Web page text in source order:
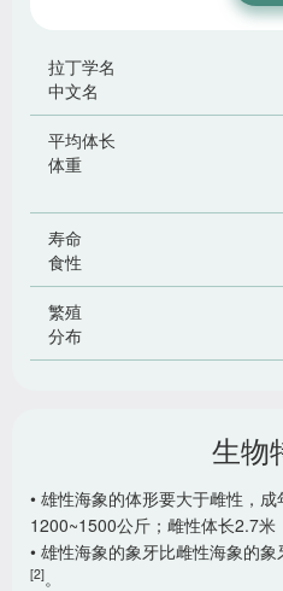
拉丁学名
中文名
平均体长
体重
寿命
食性
繁殖
分布
生物
• 雄性海象的体形要大于雌性，
1200~1500公斤；雌性体长2.7
• 雄性海象的象牙比雌性海象的
[2]。